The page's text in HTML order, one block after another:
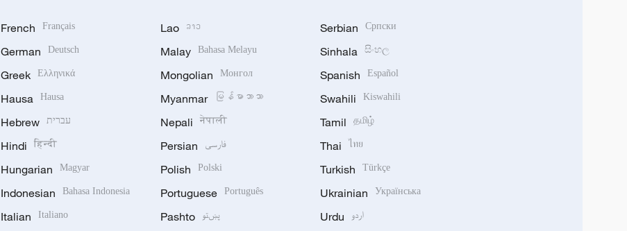
French Français
German Deutsch
Greek Ελληνικά
Hausa Hausa
Hebrew עברית
Hindi हिन्दी
Hungarian Magyar
Indonesian Bahasa Indonesia
Italian Italiano
Lao ລາວ
Malay Bahasa Melayu
Mongolian Монгол
Myanmar မြန်မာဘာသာ
Nepali नेपाली
Persian فارسی
Polish Polski
Portuguese Português
Pashto پښتو
Serbian Српски
Sinhala සිංහල
Spanish Español
Swahili Kiswahili
Tamil தமிழ்
Thai ไทย
Turkish Türkçe
Ukrainian Українська
Urdu اردو